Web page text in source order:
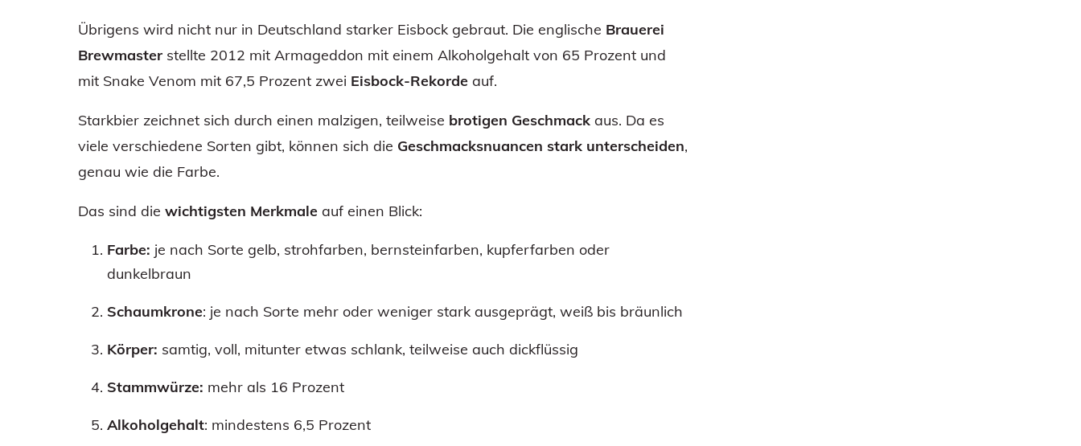
Übrigens wird nicht nur in Deutschland starker Eisbock gebraut. Die englische Brauerei
Brewmaster stellte 2012 mit Armageddon mit einem Alkoholgehalt von 65 Prozent und
mit Snake Venom mit 67,5 Prozent zwei Eisbock-Rekorde auf.
Starkbier zeichnet sich durch einen malzigen, teilweise brotigen Geschmack aus. Da es
viele verschiedene Sorten gibt, können sich die Geschmacksnuancen stark unterscheiden,
genau wie die Farbe.
Das sind die wichtigsten Merkmale auf einen Blick:
Farbe: je nach Sorte gelb, strohfarben, bernsteinfarben, kupferfarben oder
dunkelbraun
Schaumkrone: je nach Sorte mehr oder weniger stark ausgeprägt, weiß bis bräunlich
Körper: samtig, voll, mitunter etwas schlank, teilweise auch dickflüssig
Stammwürze: mehr als 16 Prozent
Alkoholgehalt: mindestens 6,5 Prozent